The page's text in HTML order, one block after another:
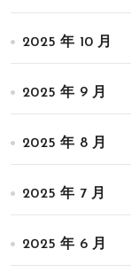
2025 年 10 月
2025 年 9 月
2025 年 8 月
2025 年 7 月
2025 年 6 月